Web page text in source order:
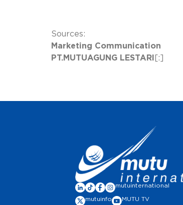
Sources:
Marketing Communication
PT.MUTUAGUNG LESTARI
[:]
mutuinternational
mutuinfo MUTU TV